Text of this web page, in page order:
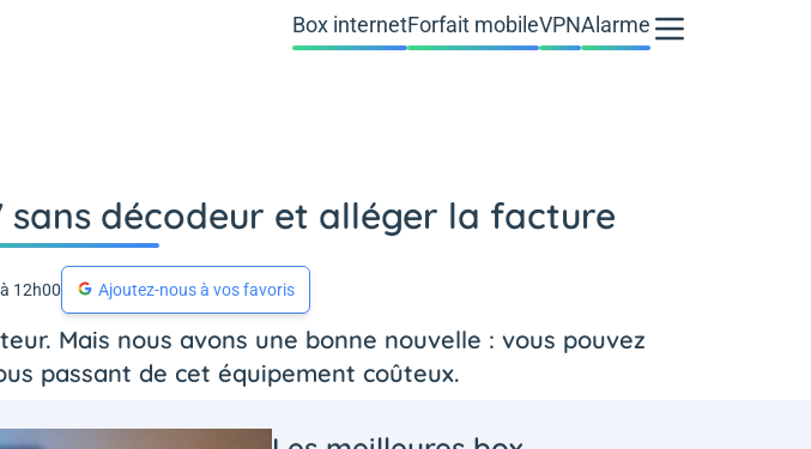
Box internetForfait mobileVPNAlarme
décodeur et alléger la facture
12h00 Ajoutez-nous à vos favoris
Mais nous avons une bonne nouvelle : vous pouvez
passant de cet équipement coûteux.